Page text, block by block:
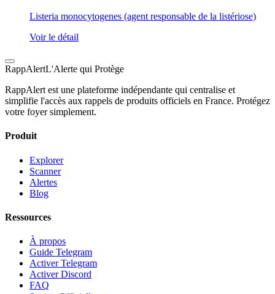
Listeria monocytogenes (agent responsable de la listériose)
Voir le détail
RappAlertL'Alerte qui Protège
RappAlert est une plateforme indépendante qui centralise et
simplifie l'accès aux rappels de produits officiels en France. Protégez
votre foyer simplement.
Produit
Explorer
Scanner
Alertes
Blog
Ressources
À propos
Guide Telegram
Activer Telegram
Activer Discord
FAQ